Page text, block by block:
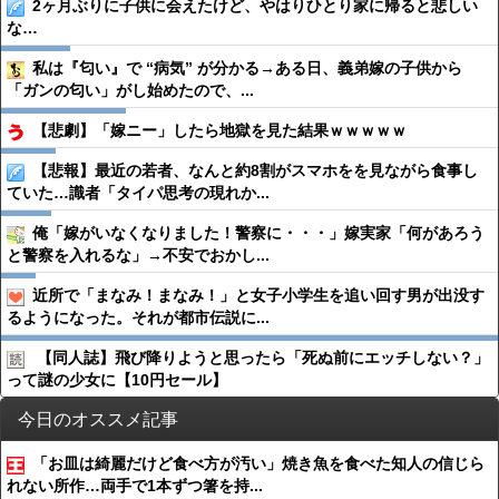
2ヶ月ぶりに子供に会えたけど、やはりひとり家に帰ると悲しい
な…
私は『匂い』で “病気” が分かる→ある日、義弟嫁の子供から
「ガンの匂い」がし始めたので、...
【悲劇】「嫁ニー」したら地獄を見た結果ｗｗｗｗｗ
【悲報】最近の若者、なんと約8割がスマホをを見ながら食事し
ていた…識者「タイパ思考の現れか...
俺「嫁がいなくなりました！警察に・・・」嫁実家「何があろう
と警察を入れるな」→不安でおかし...
近所で「まなみ！まなみ！」と女子小学生を追い回す男が出没す
るようになった。それが都市伝説に...
【同人誌】飛び降りようと思ったら「死ぬ前にエッチしない？」
って謎の少女に【10円セール】
今日のオススメ記事
「お皿は綺麗だけど食べ方が汚い」焼き魚を食べた知人の信じら
れない所作…両手で1本ずつ箸を持...